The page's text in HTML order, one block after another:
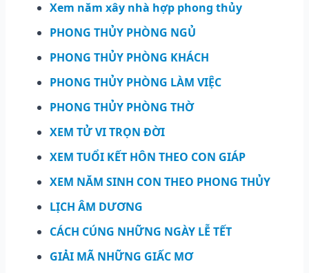
Xem năm xây nhà hợp phong thủy
PHONG THỦY PHÒNG NGỦ
PHONG THỦY PHÒNG KHÁCH
PHONG THỦY PHÒNG LÀM VIỆC
PHONG THỦY PHÒNG THỜ
XEM TỬ VI TRỌN ĐỜI
XEM TUỔI KẾT HÔN THEO CON GIÁP
XEM NĂM SINH CON THEO PHONG THỦY
LỊCH ÂM DƯƠNG
CÁCH CÚNG NHỮNG NGÀY LỄ TẾT
GIẢI MÃ NHỮNG GIẤC MƠ